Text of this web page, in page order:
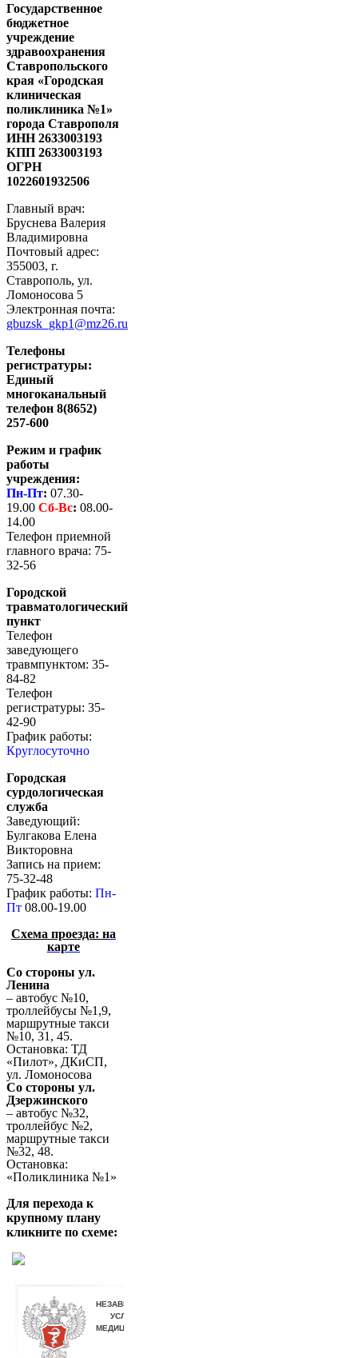
Государственное
бюджетное
учреждение
здравоохранения
Ставропольского
края «Городская
клиническая
поликлиника №1»
города Ставрополя
ИНН 2633003193
КПП 2633003193
ОГРН
1022601932506
Главный врач:
Бруснева Валерия
Владимировна
Почтовый адрес:
355003, г.
Ставрополь, ул.
Ломоносова 5
Электронная почта:
gbuzsk_gkp1@mz26.ru
Телефоны
регистратуры:
Единый
многоканальный
телефон 8(8652)
257-600
Режим и график
работы
учреждения:
Пн-Пт: 07.30-
19.00 Сб-Вс: 08.00-
14.00
Телефон приемной
главного врача: 75-
32-56
Городской
травматологический
пункт
Телефон
заведующего
травмпунктом: 35-
84-82
Телефон
регистратуры: 35-
42-90
График работы:
Круглосуточно
Городская
сурдологическая
служба
Заведующий:
Булгакова Елена
Викторовна
Запись на прием:
75-32-48
График работы: Пн-
Пт 08.00-19.00
Схема проезда: на
карте
Со стороны ул.
Ленина
– автобус №10,
троллейбусы №1,9,
маршрутные такси
№10, 31, 45.
Остановка: ТД
«Пилот», ДКиСП,
ул. Ломоносова
Со стороны ул.
Дзержинского
– автобус №32,
троллейбус №2,
маршрутные такси
№32, 48.
Остановка:
«Поликлиника №1»
Для перехода к
крупному плану
кликните по схеме: